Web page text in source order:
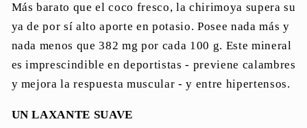
Más barato que el coco fresco, la chirimoya supera su
ya de por sí alto aporte en potasio. Posee nada más y
nada menos que 382 mg por cada 100 g. Este mineral
es imprescindible en deportistas - previene calambres
y mejora la respuesta muscular - y entre hipertensos.
UN LAXANTE SUAVE